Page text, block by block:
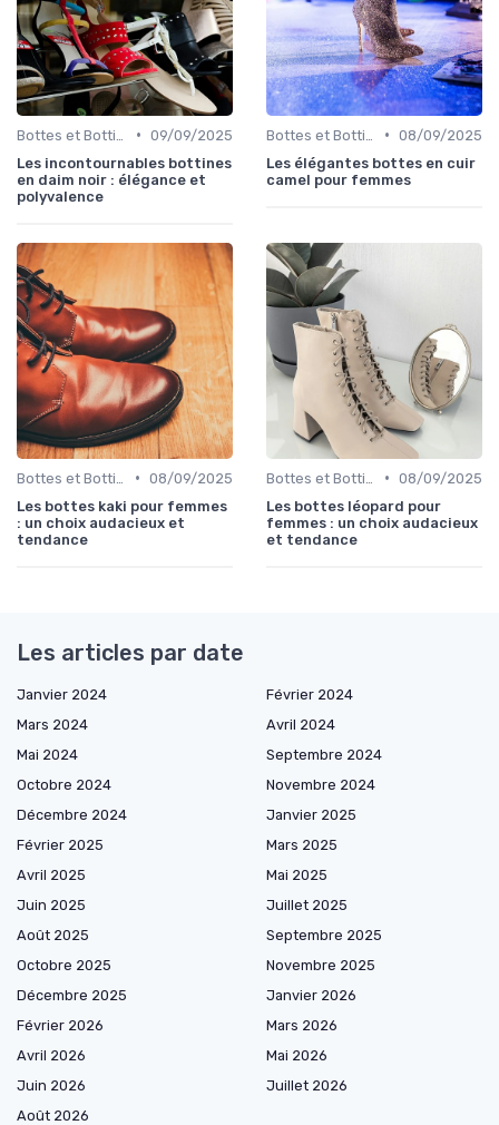
• 09/09/2025
Les incontournables bottines
en daim noir : élégance et
polyvalence
• 08/09/2025
Les élégantes bottes en cuir
camel pour femmes
• 08/09/2025
Les bottes kaki pour femmes
: un choix audacieux et
tendance
• 08/09/2025
Les bottes léopard pour
femmes : un choix audacieux
et tendance
Les articles par date
Janvier 2024
Février 2024
Mars 2024
Avril 2024
Mai 2024
Septembre 2024
Octobre 2024
Novembre 2024
Décembre 2024
Janvier 2025
Février 2025
Mars 2025
Avril 2025
Mai 2025
Juin 2025
Juillet 2025
Août 2025
Septembre 2025
Octobre 2025
Novembre 2025
Décembre 2025
Janvier 2026
Février 2026
Mars 2026
Avril 2026
Mai 2026
Juin 2026
Juillet 2026
Août 2026